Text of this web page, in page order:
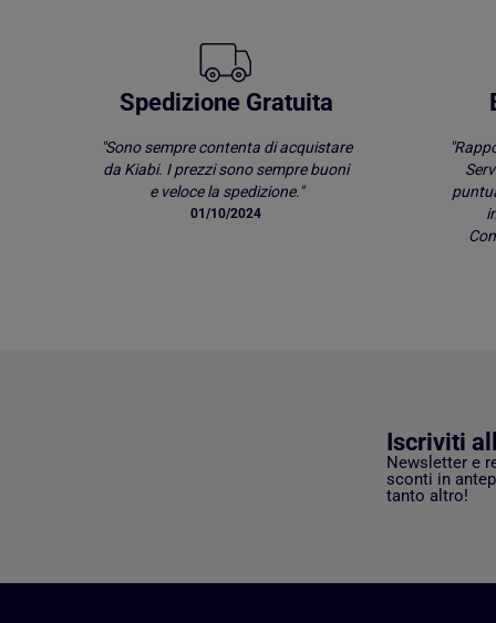
Spedizione Gratuita
"Sono sempre contenta di acquistare
da Kiabi. I prezzi sono sempre buoni
e veloce la spedizione."
01/10/2024
Iscriviti
Newsletter e
sconti in
tanto altro!